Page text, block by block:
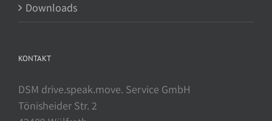
Downloads
KONTAKT
DSM drive.speak.move. Service GmbH
Tönisheider Str. 2